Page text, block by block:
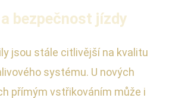
bezpečnost jízdy
jsou stále citlivější na kvalitu
systému. U nových
přímým vstřikováním může i